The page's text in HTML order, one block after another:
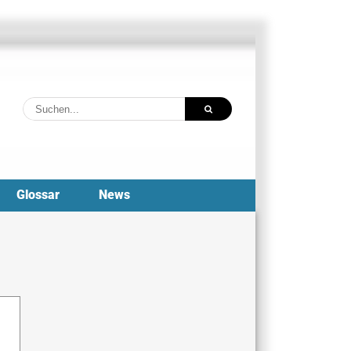
Suche
nach:
Glossar News